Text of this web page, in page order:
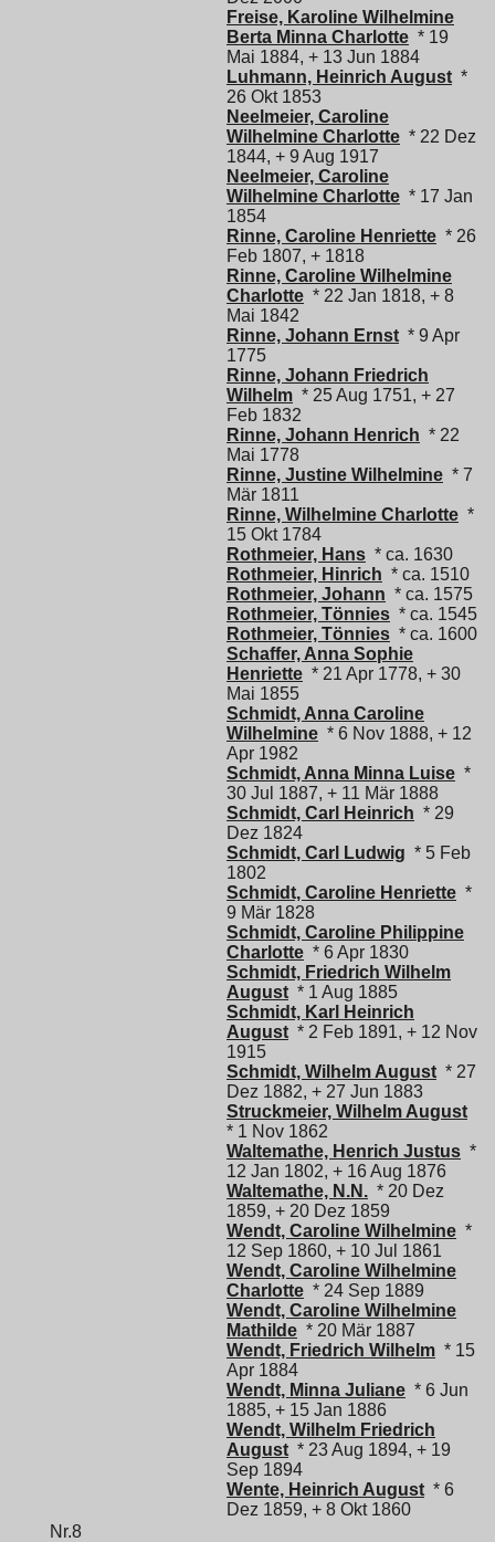
Freise, Karoline Wilhelmine
Berta Minna Charlotte * 19
Mai 1884, + 13 Jun 1884
Luhmann, Heinrich August *
26 Okt 1853
Neelmeier, Caroline
Wilhelmine Charlotte * 22 Dez
1844, + 9 Aug 1917
Neelmeier, Caroline
Wilhelmine Charlotte * 17 Jan
1854
Rinne, Caroline Henriette * 26
Feb 1807, + 1818
Rinne, Caroline Wilhelmine
Charlotte * 22 Jan 1818, + 8
Mai 1842
Rinne, Johann Ernst * 9 Apr
1775
Rinne, Johann Friedrich
Wilhelm * 25 Aug 1751, + 27
Feb 1832
Rinne, Johann Henrich * 22
Mai 1778
Rinne, Justine Wilhelmine * 7
Mär 1811
Rinne, Wilhelmine Charlotte *
15 Okt 1784
Rothmeier, Hans * ca. 1630
Rothmeier, Hinrich * ca. 1510
Rothmeier, Johann * ca. 1575
Rothmeier, Tönnies * ca. 1545
Rothmeier, Tönnies * ca. 1600
Schaffer, Anna Sophie
Henriette * 21 Apr 1778, + 30
Mai 1855
Schmidt, Anna Caroline
Wilhelmine * 6 Nov 1888, + 12
Apr 1982
Schmidt, Anna Minna Luise *
30 Jul 1887, + 11 Mär 1888
Schmidt, Carl Heinrich * 29
Dez 1824
Schmidt, Carl Ludwig * 5 Feb
1802
Schmidt, Caroline Henriette *
9 Mär 1828
Schmidt, Caroline Philippine
Charlotte * 6 Apr 1830
Schmidt, Friedrich Wilhelm
August * 1 Aug 1885
Schmidt, Karl Heinrich
August * 2 Feb 1891, + 12 Nov
1915
Schmidt, Wilhelm August * 27
Dez 1882, + 27 Jun 1883
Struckmeier, Wilhelm August
* 1 Nov 1862
Waltemathe, Henrich Justus *
12 Jan 1802, + 16 Aug 1876
Waltemathe, N.N. * 20 Dez
1859, + 20 Dez 1859
Wendt, Caroline Wilhelmine *
12 Sep 1860, + 10 Jul 1861
Wendt, Caroline Wilhelmine
Charlotte * 24 Sep 1889
Wendt, Caroline Wilhelmine
Mathilde * 20 Mär 1887
Wendt, Friedrich Wilhelm * 15
Apr 1884
Wendt, Minna Juliane * 6 Jun
1885, + 15 Jan 1886
Wendt, Wilhelm Friedrich
August * 23 Aug 1894, + 19
Sep 1894
Wente, Heinrich August * 6
Dez 1859, + 8 Okt 1860
Nr.8